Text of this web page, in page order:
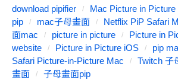
download pipifier Mac Picture in Picture
pip
mac子母畫面 Netflix PiP Safari
面mac
picture in picture
Picture in
website
Picture in Picture iOS pip
Safari Picture-in-Picture Mac
Twitch 子
畫面
子母畫面pip